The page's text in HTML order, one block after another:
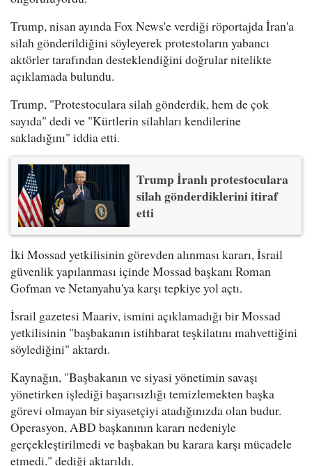
Trump, nisan ayında Fox News'e verdiği röportajda İran'a
silah gönderildiğini söyleyerek protestoların yabancı
aktörler tarafından desteklendiğini doğrular nitelikte
açıklamada bulundu.
Trump, "Protestoculara silah gönderdik, hem de çok
sayıda" dedi ve "Kürtlerin silahları kendilerine
sakladığını" iddia etti.
Trump İranlı protestoculara
silah gönderdiklerini itiraf
etti
İki Mossad yetkilisinin görevden alınması kararı, İsrail
güvenlik yapılanması içinde Mossad başkanı Roman
Gofman ve Netanyahu'ya karşı tepkiye yol açtı.
İsrail gazetesi Maariv, ismini açıklamadığı bir Mossad
yetkilisinin "başbakanın istihbarat teşkilatını mahvettiğini
söylediğini" aktardı.
Kaynağın, "Başbakanın ve siyasi yönetimin savaşı
yönetirken işlediği başarısızlığı temizlemekten başka
görevi olmayan bir siyasetçiyi atadığınızda olan budur.
Operasyon, ABD başkanının kararı nedeniyle
gerçekleştirilmedi ve başbakan bu karara karşı mücadele
etmedi." dediği aktarıldı.